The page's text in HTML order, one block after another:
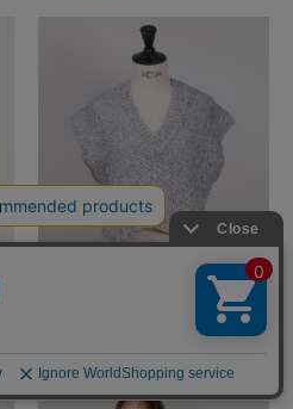
TICCA Vネックニットベスト TBDA-311